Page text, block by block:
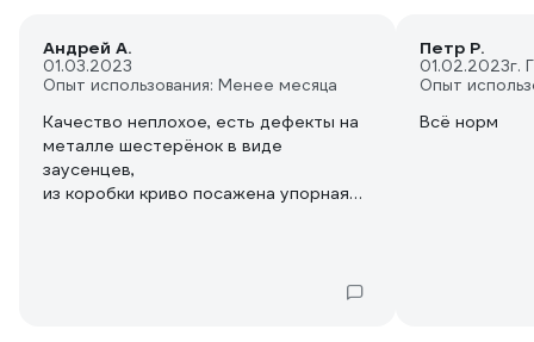
Андрей А.
01.03.2023
Опыт использования: Менее месяца
Качество неплохое, есть дефекты на
металле шестерёнок в виде
заусенцев,
из коробки криво посажена упорная
самостоятельно. Использовать можно
Петр Р.
01.02.2023г.
Опыт
Всё норм